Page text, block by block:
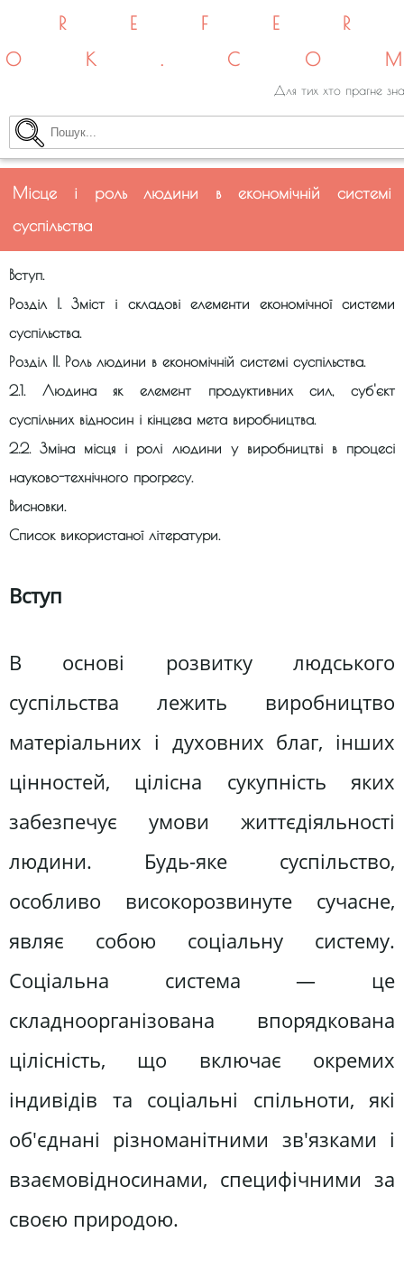
Для тих хто прагне
Місце і роль людини в економічній системі
суспільства
Вступ.
Розділ І. Зміст і складові елементи економічної системи
суспільства.
Розділ ІІ. Роль людини в економічній системі суспільства.
2.1. Людина як елемент продуктивних сил, суб'єкт
суспільних відносин і кінцева мета виробництва.
2.2. Зміна місця і ролі людини у виробництві в процесі
науково-технічного прогресу.
Висновки.
Список використаної літератури.
Вступ
В основі розвитку людського
суспільства лежить виробництво
матеріальних і духовних благ, інших
цінностей, цілісна сукупність яких
забезпечує умови життєдіяльності
людини. Будь-яке суспільство,
особливо високорозвинуте сучасне,
являє собою соціальну систему.
Соціальна система — це
складноорганізована впорядкована
цілісність, що включає окремих
індивідів та соціальні спільноти, які
об'єднані різноманітними зв'язками і
взаємовідносинами, специфічними за
своєю природою.